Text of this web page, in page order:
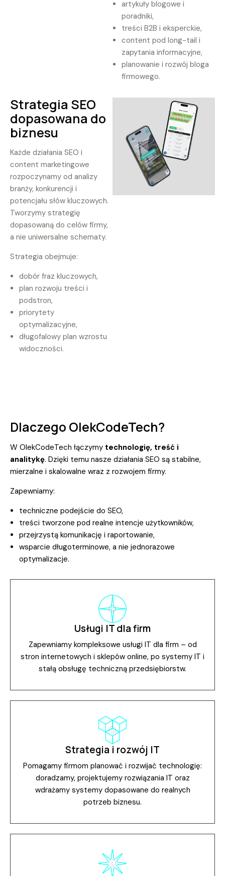
artykuły blogowe i
poradniki,
treści B2B i eksperckie,
content pod long-tail i
zapytania informacyjne,
planowanie i rozwój bloga
firmowego.
Strategia SEO
dopasowana do
biznesu
Każde działania SEO i
content marketingowe
rozpoczynamy od analizy
branży, konkurencji i
potencjału słów kluczowych.
Tworzymy strategię
dopasowaną do celów firmy,
a nie uniwersalne schematy.
Strategia obejmuje:
dobór fraz kluczowych,
plan rozwoju treści i
podstron,
priorytety
optymalizacyjne,
długofalowy plan wzrostu
widoczności.
Dlaczego OlekCodeTech?
W OlekCodeTech łączymy technologię, treść i
analitykę. Dzięki temu nasze działania SEO są stabilne,
mierzalne i skalowalne wraz z rozwojem firmy.
Zapewniamy:
techniczne podejście do SEO,
treści tworzone pod realne intencje użytkowników,
przejrzystą komunikację i raportowanie,
wsparcie długoterminowe, a nie jednorazowe
optymalizacje.
Usługi IT dla firm
Zapewniamy kompleksowe usługi IT dla firm – od
stron internetowych i sklepów online, po systemy IT i
stałą obsługę techniczną przedsiębiorstw.
Strategia i rozwój IT
Pomagamy firmom planować i rozwijać technologię:
doradzamy, projektujemy rozwiązania IT oraz
wdrażamy systemy dopasowane do realnych
potrzeb biznesu.